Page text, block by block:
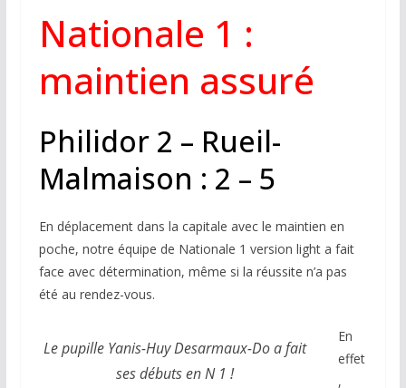
Nationale 1 :
maintien assuré
Philidor 2 – Rueil-
Malmaison : 2 – 5
En déplacement dans la capitale avec le maintien en
poche, notre équipe de Nationale 1 version light a fait
face avec détermination, même si la réussite n’a pas
été au rendez-vous.
Le pupille Yanis-Huy Desarmaux-Do a fait
ses débuts en N 1 !
En
effet
,